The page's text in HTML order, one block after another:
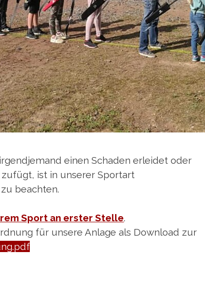
einen Schaden erleidet oder
ist in unserer Sportart
beachten.
Sport an erster Stelle.
für unsere Anlage als Download zur